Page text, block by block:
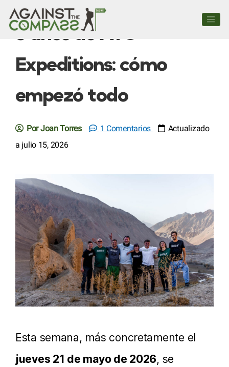
5 años de ATC
Expeditions: cómo
empezó todo
Por Joan Torres 1 Comentarios
Actualizado
a julio 15, 2026
Esta semana, más concretamente el
jueves 21 de mayo de 2026, se